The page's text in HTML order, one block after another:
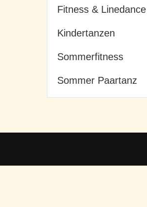
Fitness & Linedance
Kindertanzen
Sommerfitness
Sommer Paartanz